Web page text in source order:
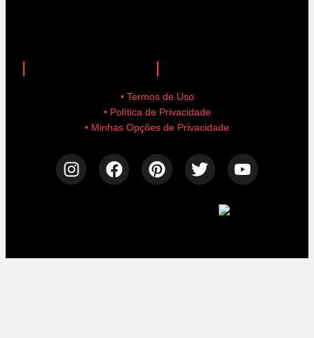
• Termos de Uso
• Política de Privacidade
• Minhas Opções de Privacidade